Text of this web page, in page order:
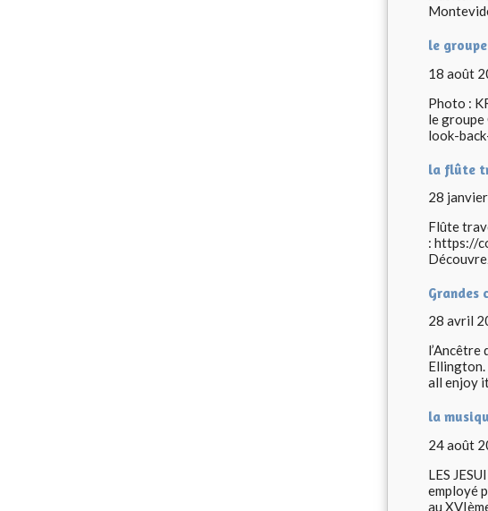
le groupe
18 août
Photo :
le groupe
look-
la flûte
28
Flûte
: https://
Grandes
28 avril
l’Ancêtre
Ellington.
all enjoy
la
24 août
LES
employé
au